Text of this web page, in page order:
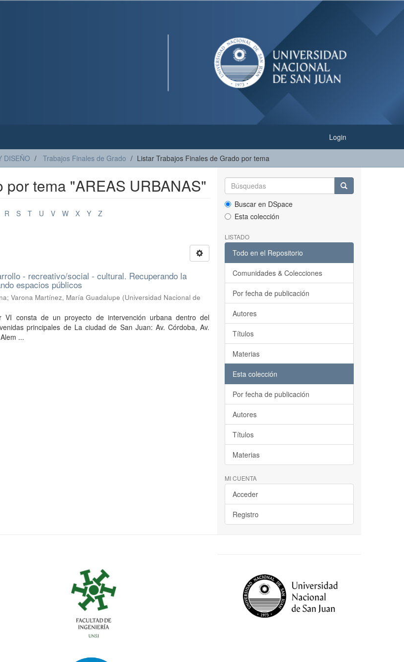
Login
DISEÑO Trabajos Finales de Grado Listar Trabajos Finales de Grado por tema
tema "AREAS URBANAS"
R S T U V W X Y
Z
- recreativo/social - cultural. Recuperando la
espacios públicos
;Varona Martínez, María Guadalupe (Universidad Nacional de
VI consta de un proyecto de intervención urbana dentro del
principales de La ciudad de San Juan: Av. Córdoba, Av.
...
Buscar en DSpace
Esta colección
LISTADO
Todo en el Repositorio
Comunidades & Colecciones
Por fecha de publicación
Autores
Títulos
Materias
Esta colección
Por fecha de publicación
Autores
Títulos
Materias
MI CUENTA
Acceder
Registro